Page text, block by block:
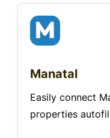
Manatal
Easily connect
properties